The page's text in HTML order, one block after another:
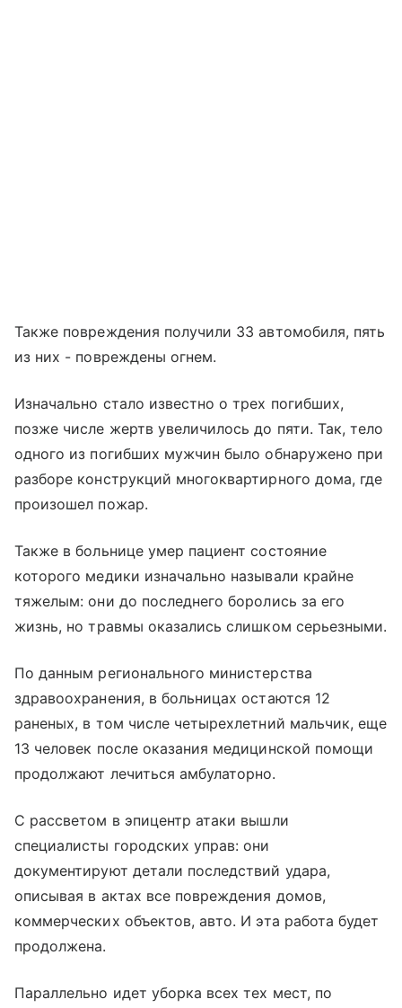
Также повреждения получили 33 автомобиля, пять
из них - повреждены огнем.
Изначально стало известно о трех погибших,
позже числе жертв увеличилось до пяти. Так, тело
одного из погибших мужчин было обнаружено при
разборе конструкций многоквартирного дома, где
произошел пожар.
Также в больнице умер пациент состояние
которого медики изначально называли крайне
тяжелым: они до последнего боролись за его
жизнь, но травмы оказались слишком серьезными.
По данным регионального министерства
здравоохранения, в больницах остаются 12
раненых, в том числе четырехлетний мальчик, еще
13 человек после оказания медицинской помощи
продолжают лечиться амбулаторно.
С рассветом в эпицентр атаки вышли
специалисты городских управ: они
документируют детали последствий удара,
описывая в актах все повреждения домов,
коммерческих объектов, авто. И эта работа будет
продолжена.
Параллельно идет уборка всех тех мест, по